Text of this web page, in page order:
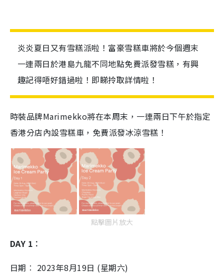
炎炎夏日又有雪糕派啦！富豪雪糕車將於今個週末
一連兩日於港島九龍不同地點免費派發雪糕，有興
趣記得唔好錯過啦！即睇拎取詳情啦！
時裝品牌Marimekko將在本周末，一連兩日下午於指定
香港分店內設雪糕車，免費派發冰涼雪糕！
點擊圖片放大
DAY 1︰
日期︰ 2023年8月19日 (星期六)